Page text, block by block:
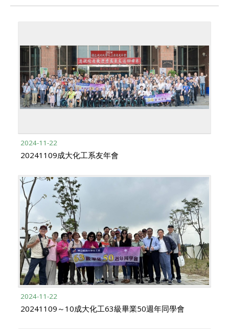
2024-11-22
20241109成大化工系友年會
2024-11-22
20241109～10成大化工63級畢業50週年同學會